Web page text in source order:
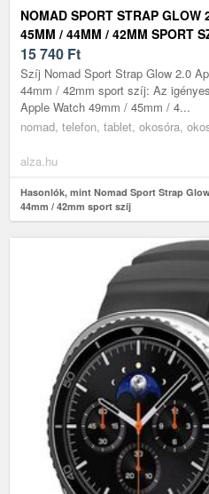
NOMAD SPORT STRAP GLOW
45MM / 44MM / 42MM SPORT
15 740 Ft
Szíj Nomad Sport Strap Glow 2.0
44mm / 42mm sport szíj: Az
Apple Watch 49mm / 45mm / 4...
nomad, telefon, tablet, okosóra,
alza.hu
Hasonlók, mint Nomad Sport Strap
44mm / 42mm sport szíj